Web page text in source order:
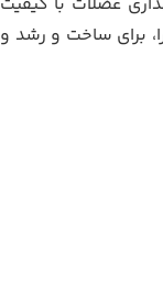
برای ساخت و رشد و